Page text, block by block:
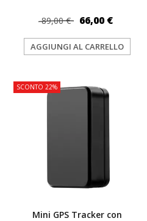
89,00 € 66,00 €
AGGIUNGI AL CARRELLO
SCONTO 22%
Mini GPS Tracker con